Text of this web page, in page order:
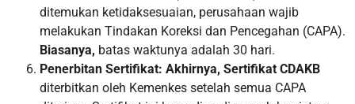
ditemukan ketidaksesuaian, perusahaan wajib
melakukan Tindakan Koreksi dan Pencegahan (CAPA).
Biasanya, batas waktunya adalah 30 hari.
Penerbitan Sertifikat: Akhirnya, Sertifikat CDAKB
diterbitkan oleh Kemenkes setelah semua CAPA